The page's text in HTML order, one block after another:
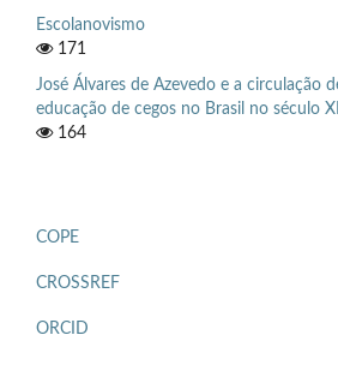
Escolanovismo
171
José Álvares de Azevedo e a circulação
educação de cegos no Brasil no século
164
COPE
CROSSREF
ORCID